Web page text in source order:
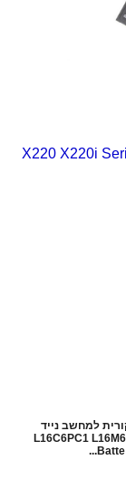
X220 X220i
למחשב נייד
L16C6PC1
Batte...